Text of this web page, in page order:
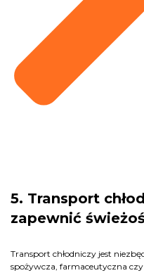
5. Transport
zapewnić
Transport chłodniczy jest
spożywcza, farmaceutyczna